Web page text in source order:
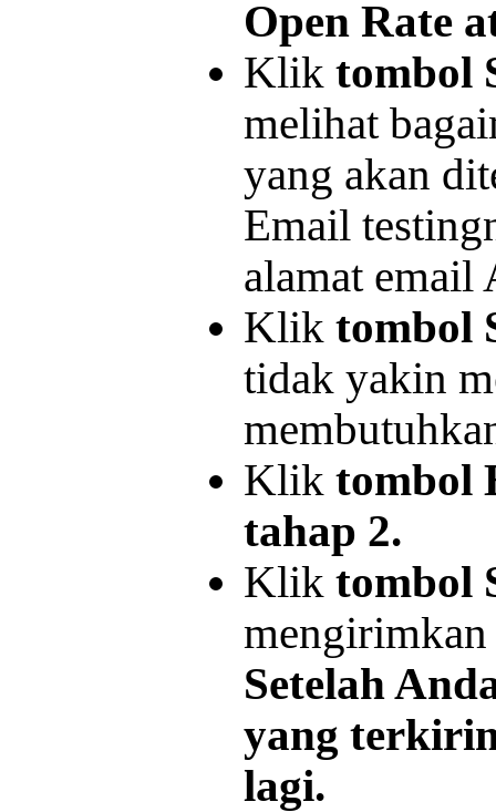
Open Rate
Klik tombol
melihat
yang akan
Email
alamat email
Klik tombol
tidak yakin
Klik tombol
tahap 2.
Klik tombol
mengirimkan
Setelah
yang
lagi.